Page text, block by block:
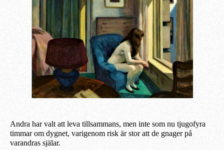
Andra har valt att leva tillsammans, men inte som nu tjugofyra
timmar om dygnet, varigenom risk är stor att de gnager på
varandras själar.